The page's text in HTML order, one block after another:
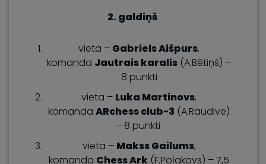
2. galdiņš
vieta – Gabriels Aišpurs,
komanda Jautrais karalis (A.Bētiņš) –
8 punkti
vieta – Luka Martinovs,
komanda ARchess club-3 (A.Raudive)
– 8 punkti
vieta – Makss Gailums,
komanda Chess Ark (F.Poļakovs) – 7,5